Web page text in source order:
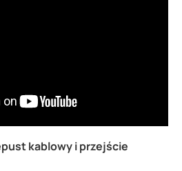
kablowy i przejście